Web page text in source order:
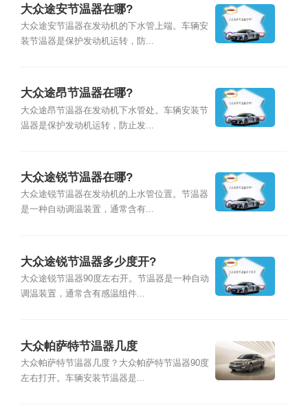
大众途安节温器在哪?
大众途安节温器在发动机的下水管上端。车辆安
装节温器是保护发动机运转，防...
大众途昂节温器在哪?
大众途昂节温器在发动机下水管处。车辆安装节
温器是保护发动机运转，防止发...
大众途锐节温器在哪?
大众途锐节温器在发动机的上水管位置。节温器
是一种自动调温装置，通常含有...
大众途锐节温器多少度开?
大众途锐节温器90度左右开。节温器是一种自动
调温装置，通常含有感温组件...
大众帕萨特节温器几度
大众帕萨特节温器几度？大众帕萨特节温器90度
左右打开。车辆安装节温器是...